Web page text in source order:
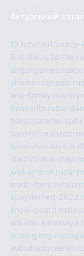
Актуальный
133chel.ru
3-d-file.ru3d-file.ru
airgungames.ru
alfeihavsalnassr.ru
aria-family.ru
bankaribi.ru
blagodarenie-
cardvoice.ruzed-
zarafshan.ruyork-
vladivostok-map.ru
webamator.ru
trade-farm.ru
spayderhed-
snow-guard.ru
shkurki-
ecolog.org.ru